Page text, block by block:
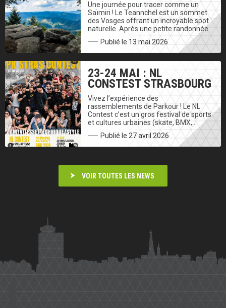
Une journée pour tracer comme un
Saïmiri ! Le Teannchel est un sommet
des Vosges offrant un incroyable spot
naturelle. Après une petite randonnée…
Publié le 13 mai 2026
23-24 MAI : NL
CONSTEST STRASBOURG
Vivez l’expérience des
rassemblements de Parkour ! Le NL
Contest c’est un gros festival de sports
et cultures urbaines (skate, BMX,…
Publié le 27 avril 2026
VOIR TOUTES LES NEWS